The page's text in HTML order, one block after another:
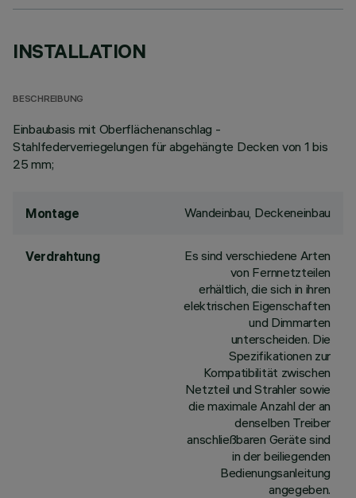
INSTALLATION
BESCHREIBUNG
Einbaubasis mit Oberflächenanschlag -
Stahlfederverriegelungen für abgehängte Decken von 1 bis
25 mm;
Montage Wandeinbau, Deckeneinbau
Verdrahtung
Es sind verschiedene Arten
von Fernnetzteilen
erhältlich, die sich in ihren
elektrischen Eigenschaften
und Dimmarten
unterscheiden. Die
Spezifikationen zur
Kompatibilität zwischen
Netzteil und Strahler sowie
die maximale Anzahl der an
denselben Treiber
anschließbaren Geräte sind
in der beiliegenden
Bedienungsanleitung
angegeben.